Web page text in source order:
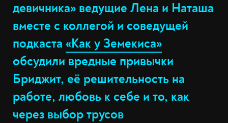
девичника» ведущие Лена и Наташа
вместе с коллегой и соведущей
подкаста «Как у Земекиса»
обсудили вредные привычки
Бриджит, её решительность на
работе, любовь к себе и то, как
через выбор трусов